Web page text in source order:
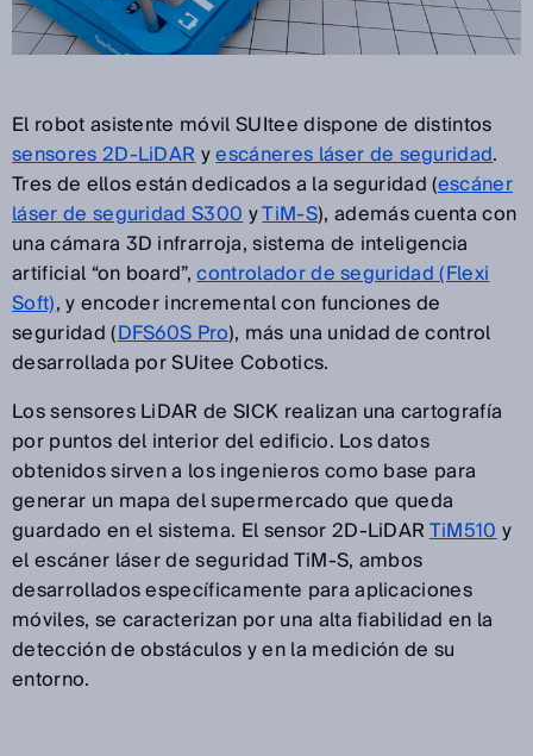
El robot asistente móvil SUItee dispone de distintos
sensores 2D-LiDARyescáneres láser de seguridad.
Tres de ellos están dedicados a la seguridad (escáner
láser de seguridad S300yTiM-S), además cuenta con
una cámara 3D infrarroja, sistema de inteligencia
artificial “on board”,controlador de seguridad (Flexi
Soft), y encoder incremental con funciones de
seguridad (DFS60S Pro), más una unidad de control
desarrollada por SUitee Cobotics.
Los sensores LiDAR de SICK realizan una cartografía
por puntos del interior del edificio. Los datos
obtenidos sirven a los ingenieros como base para
generar un mapa del supermercado que queda
guardado en el sistema. El sensor 2D-LiDARTiM510y
el escáner láser de seguridad TiM-S, ambos
desarrollados específicamente para aplicaciones
móviles, se caracterizan por una alta fiabilidad en la
detección de obstáculos y en la medición de su
entorno.